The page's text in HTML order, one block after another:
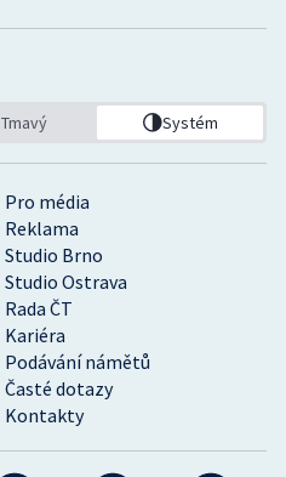
Pro média
Reklama
Studio Brno
Studio Ostrava
Rada ČT
Kariéra
Podávání námětů
Časté dotazy
Kontakty
Tmavý Systém